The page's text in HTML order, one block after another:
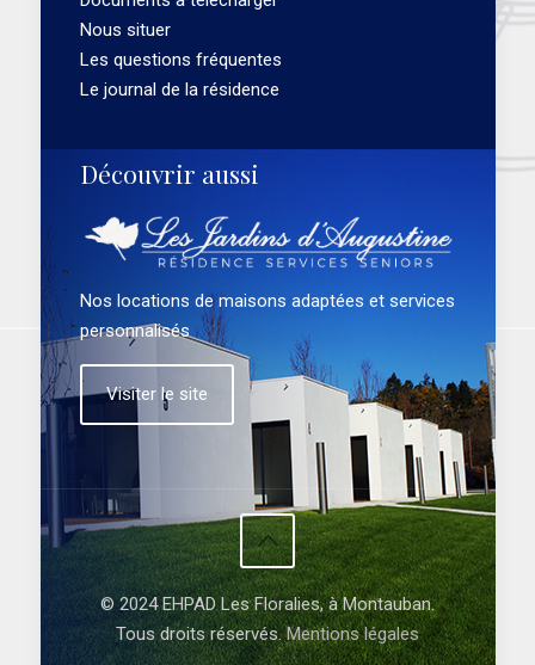
Nous situer
Les questions fréquentes
Le journal de la résidence
Découvrir aussi
Nos locations de maisons adaptées et services
personnalisés
Visiter le site
© 2024 EHPAD Les Floralies, à Montauban.
Tous droits réservés.Mentions légales